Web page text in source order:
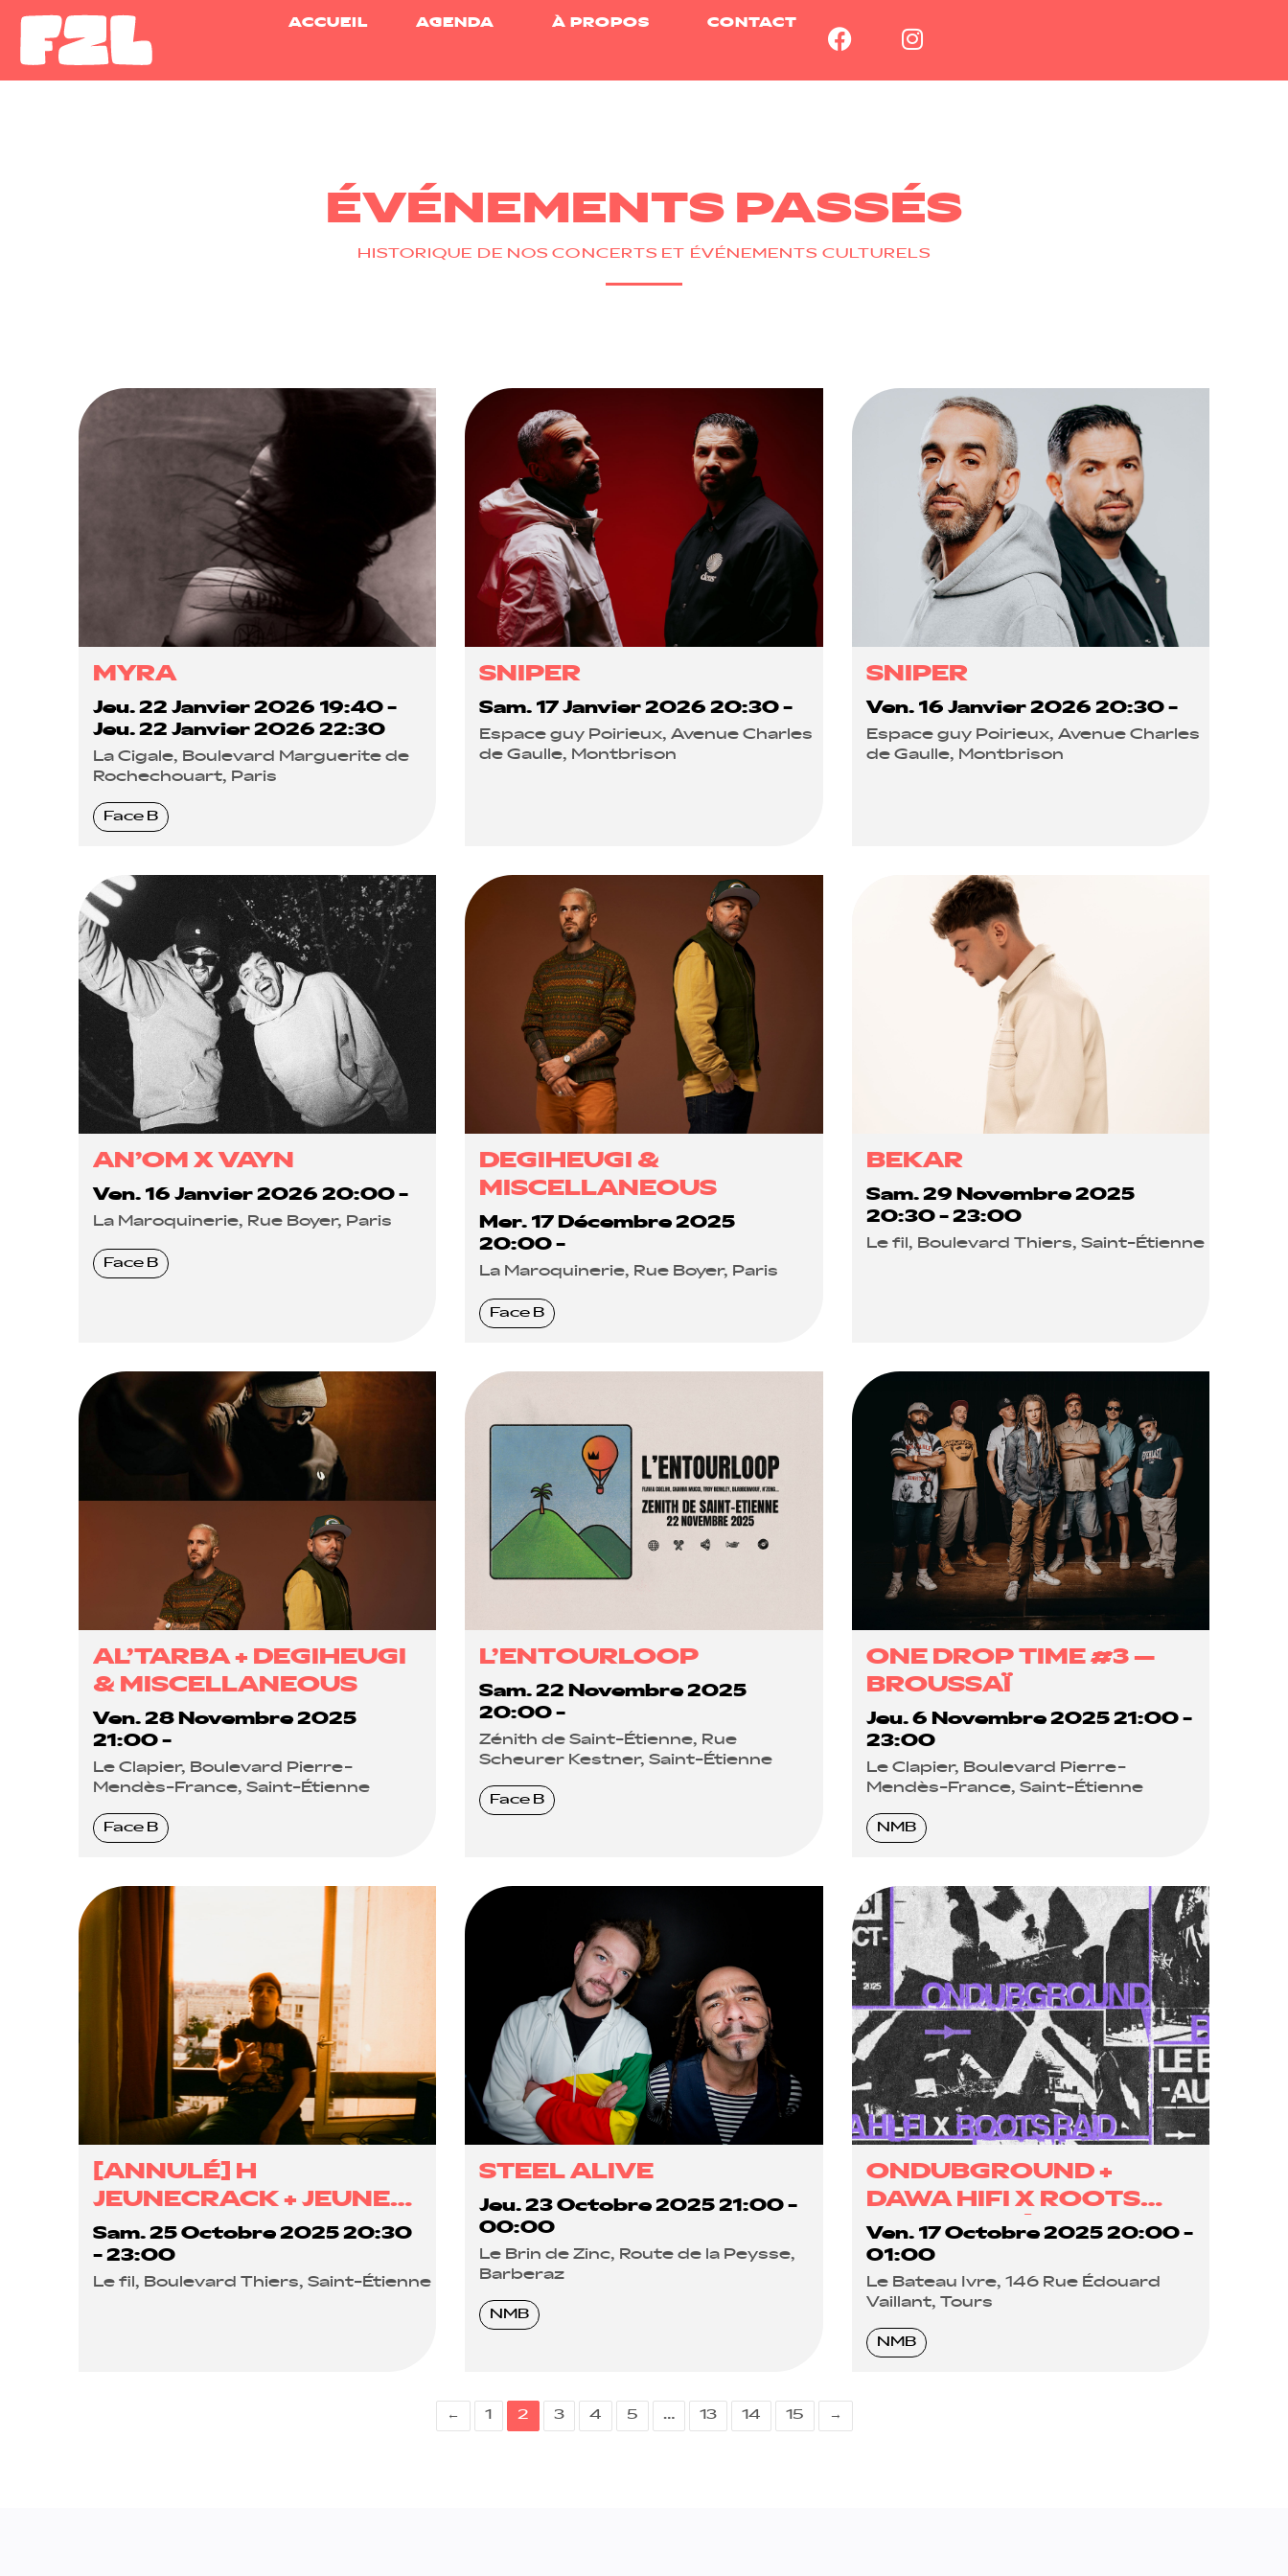
ACCUEIL AGENDA À PROPOS CONTACT
ÉVÉNEMENTS PASSÉS
HISTORIQUE DE NOS CONCERTS ET ÉVÉNEMENTS CULTURELS
MYRA
Jeu. 22 Janvier 2026 19:40 -
Jeu. 22 Janvier 2026 22:30
La Cigale, Boulevard Marguerite de
Rochechouart, Paris
Face B
SNIPER
Sam. 17 Janvier 2026 20:30 -
Espace guy Poirieux, Avenue Charles
de Gaulle, Montbrison
SNIPER
Ven. 16 Janvier 2026 20:30 -
Espace guy Poirieux, Avenue Charles
de Gaulle, Montbrison
AN’OM X VAYN
Ven. 16 Janvier 2026 20:00 -
La Maroquinerie, Rue Boyer, Paris
Face B
DEGIHEUGI &
MISCELLANEOUS
Mer. 17 Décembre 2025
20:00 -
La Maroquinerie, Rue Boyer, Paris
Face B
BEKAR
Sam. 29 Novembre 2025
20:30 - 23:00
Le fil, Boulevard Thiers, Saint-Étienne
AL’TARBA + DEGIHEUGI
& MISCELLANEOUS
Ven. 28 Novembre 2025
21:00 -
Le Clapier, Boulevard Pierre-
Mendès-France, Saint-Étienne
Face B
L’ENTOURLOOP
Sam. 22 Novembre 2025
20:00 -
Zénith de Saint-Étienne, Rue
Scheurer Kestner, Saint-Étienne
Face B
ONE DROP TIME #3 –
BROUSSAÏ
Jeu. 6 Novembre 2025 21:00 -
23:00
Le Clapier, Boulevard Pierre-
Mendès-France, Saint-Étienne
NMB
[ANNULÉ] H
JEUNECRACK + JEUNE
MORT
Sam. 25 Octobre 2025 20:30
- 23:00
Le fil, Boulevard Thiers, Saint-Étienne
STEEL ALIVE
Jeu. 23 Octobre 2025 21:00 -
00:00
Le Brin de Zinc, Route de la Peysse,
Barberaz
NMB
ONDUBGROUND +
DAWA HIFI X ROOTS
RAID + BAKÛ
Ven. 17 Octobre 2025 20:00 -
01:00
Le Bateau Ivre, 146 Rue Édouard
Vaillant, Tours
NMB
← 1 2 3 4 5 … 13 14 15 →